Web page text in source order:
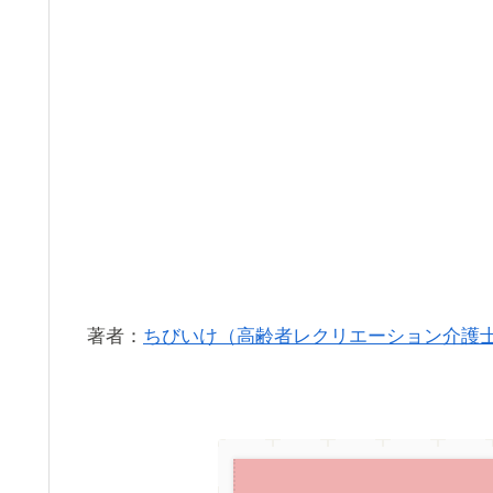
著者： ちびいけ（高齢者レクリエーション介護士